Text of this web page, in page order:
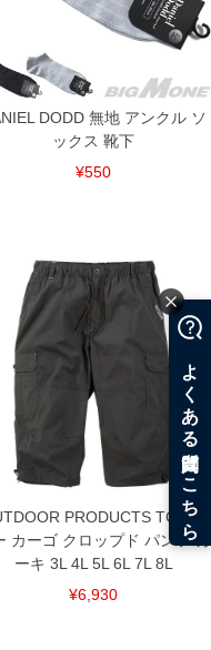
象商品は1本につき税込6,000円以
+税）となります。）
います。
で、予めご了承下さい。
た、お客様がご使用の環境（コ
る場合がございます。予めご了承
りますので店頭での売り違い、店
DODD 無地 アンクル ソ
ックス 靴下
¥550
PRODUCTS TCウェ
カーゴ クロップド パンツ カ
ーキ 3L 4L 5L 6L 7L 8L
¥6,930